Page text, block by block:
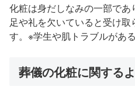
化粧は身だしなみの一部で
足や礼を欠いていると受け
す。※学生や肌トラブルがあ
葬儀の化粧に関する